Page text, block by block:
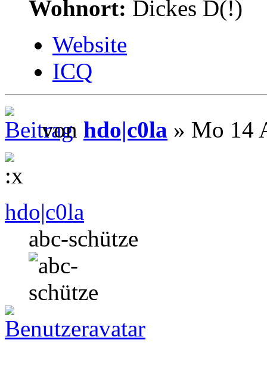
Wohnort: Dickes D(!)
Website
ICQ
von hdo|c0la » Mo 14
hdo|c0la
abc-schütze